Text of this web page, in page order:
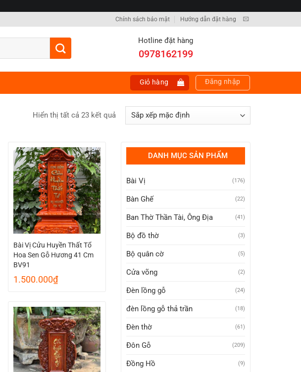
Chính sách bảo mật Hướng dẫn đặt hàng
Hotline đặt hàng
0978162199
Giỏ hàng Đăng nhập
Hiển thị tất cả 23 kết quả
Bài Vị Cửu Huyền Thất Tổ
Hoa Sen Gỗ Hương 41 Cm
BV91
1.500.000₫
DANH MỤC SẢN PHẨM
Bài Vị (176)
Bàn Ghế (22)
Ban Thờ Thần Tài, Ông Địa (41)
Bộ đồ thờ (3)
Bộ quân cờ (5)
Cửa võng (2)
Đèn lồng gỗ (24)
đèn lồng gỗ thả trần (18)
Đèn thờ (61)
Đôn Gỗ (209)
Đồng Hồ (9)